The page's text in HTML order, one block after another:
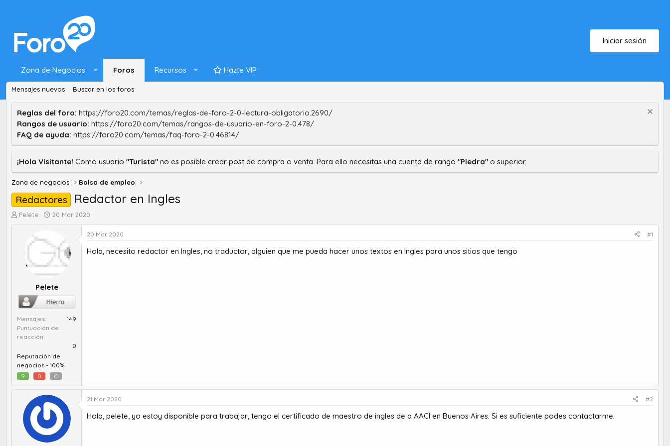
Iniciar sesión
Zona de Negocios Foros Recursos Hazte VIP
Mensajes nuevos Buscar en los foros
Reglas del foro: https://foro20.com/temas/reglas-de-foro-2-0-lectura-obligatorio.2690/
Rangos de usuario: https://foro20.com/temas/rangos-de-usuario-en-foro-2-0.478/
FAQ de ayuda: https://foro20.com/temas/faq-foro-2-0.46814/
¡Hola Visitante! Como usuario "Turista" no es posible crear post de compra o venta. Para ello necesitas una cuenta de rango "Piedra" o superior.
Zona de negocios Bolsa de empleo
Redactores Redactor en Ingles
A
m
a
Pelete
F
a
d
n
i
c
o
20 Mar 2020
Pelete
Mensajes
149
Puntuación de
reacción
0
Reputación de
negocios - 100%
9
0 0
20 Mar 2020 #1
Hola, necesito redactor en Ingles, no traductor, alguien que me pueda hacer unos textos en Ingles para unos sitios que tengo
21 Mar 2020 #2
Hola, pelete, yo estoy disponible para trabajar, tengo el certificado de maestro de ingles de a AACI en Buenos Aires. Si es suficiente podes contactarme.